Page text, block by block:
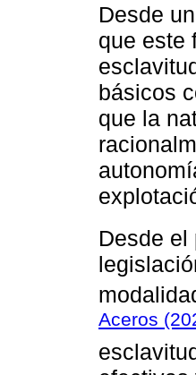
Desde
que este
básicos
que la
Desde el
Aceros